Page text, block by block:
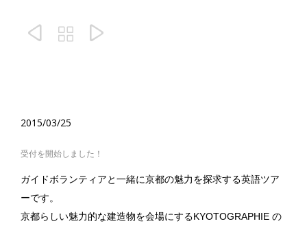
  
2015/03/25
受付を開始しました！
ガイドボランティアと一緒に京都の魅力を探求する英語ツア
ーです。
京都らしい魅力的な建造物を会場にするKYOTOGRAPHIE の